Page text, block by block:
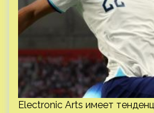
Electronic Arts имеет